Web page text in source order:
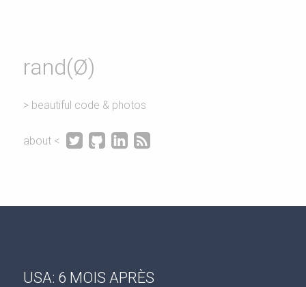
rand(Ø)
> beautiful code & photos
about <    
USA: 6 MOIS APRÈS